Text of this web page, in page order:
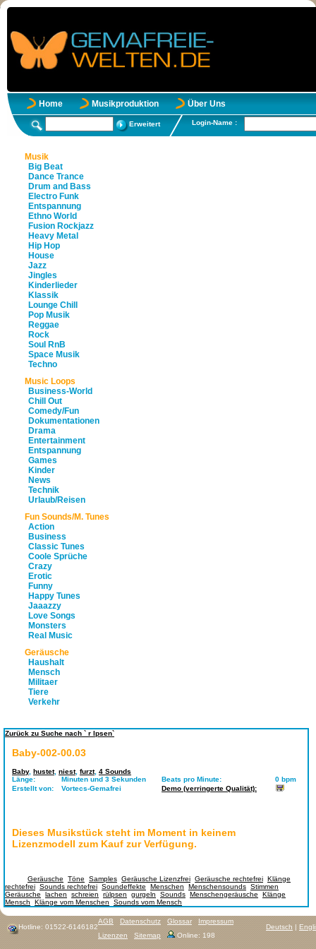
Home Musikproduktion Über Uns
Erweitert Login-Name :
Musik
Big Beat
Dance Trance
Drum and Bass
Electro Funk
Entspannung
Ethno World
Fusion Rockjazz
Heavy Metal
Hip Hop
House
Jazz
Jingles
Kinderlieder
Klassik
Lounge Chill
Pop Musik
Reggae
Rock
Soul RnB
Space Musik
Techno
Music Loops
Business-World
Chill Out
Comedy/Fun
Dokumentationen
Drama
Entertainment
Entspannung
Games
Kinder
News
Technik
Urlaub/Reisen
Fun Sounds/M. Tunes
Action
Business
Classic Tunes
Coole Sprüche
Crazy
Erotic
Funny
Happy Tunes
Jaaazzy
Love Songs
Monsters
Real Music
Geräusche
Haushalt
Mensch
Militaer
Tiere
Verkehr
Zurück zu Suche nach ` r lpsen`
Baby-002-00.03
Baby, hustet, niest, furzt, 4 Sounds
Länge:
Minuten und 3 Sekunden Beats pro Minute:
0 bpm
Erstellt von:
Vortecs-Gemafrei Demo (verringerte Qualität):
Dieses Musikstück steht im Moment in keinem
Lizenzmodell zum Kauf zur Verfügung.
Geräusche Töne Samples Geräusche Lizenzfrei Geräusche rechtefrei Klänge
rechtefrei Sounds rechtefrei Soundeffekte Menschen Menschensounds Stimmen
Geräusche
lachen schreien rülpsen gurgeln Sounds Menschengeräusche
Klänge
Mensch
Klänge vom Menschen Sounds vom Mensch
Hotline: 01522-6146182 Deutsch |
AGB Datenschutz Glossar
Impressum
Lizenzen
Sitemap Online: 198